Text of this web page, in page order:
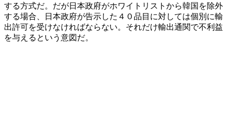
する方式だ。だが日本政府がホワイトリストから韓国を除外
する場合、日本政府が告示した４０品目に対しては個別に輸
出許可を受けなければならない。それだけ輸出通関で不利益
を与えるという意図だ。